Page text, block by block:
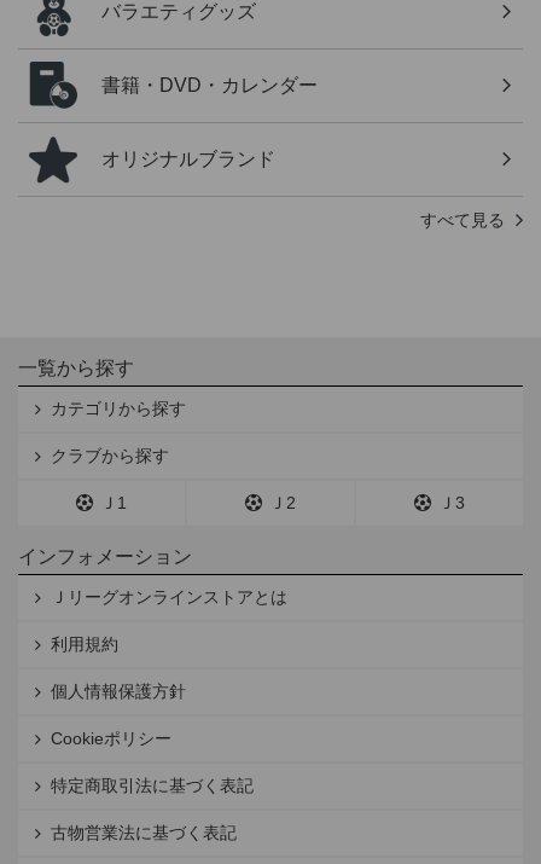
バラエティグッズ
書籍・DVD・カレンダー
オリジナルブランド
すべて見る
一覧から探す
カテゴリから探す
クラブから探す
Ｊ1 Ｊ2 Ｊ3
インフォメーション
Ｊリーグオンラインストアとは
利用規約
個人情報保護方針
Cookieポリシー
特定商取引法に基づく表記
古物営業法に基づく表記